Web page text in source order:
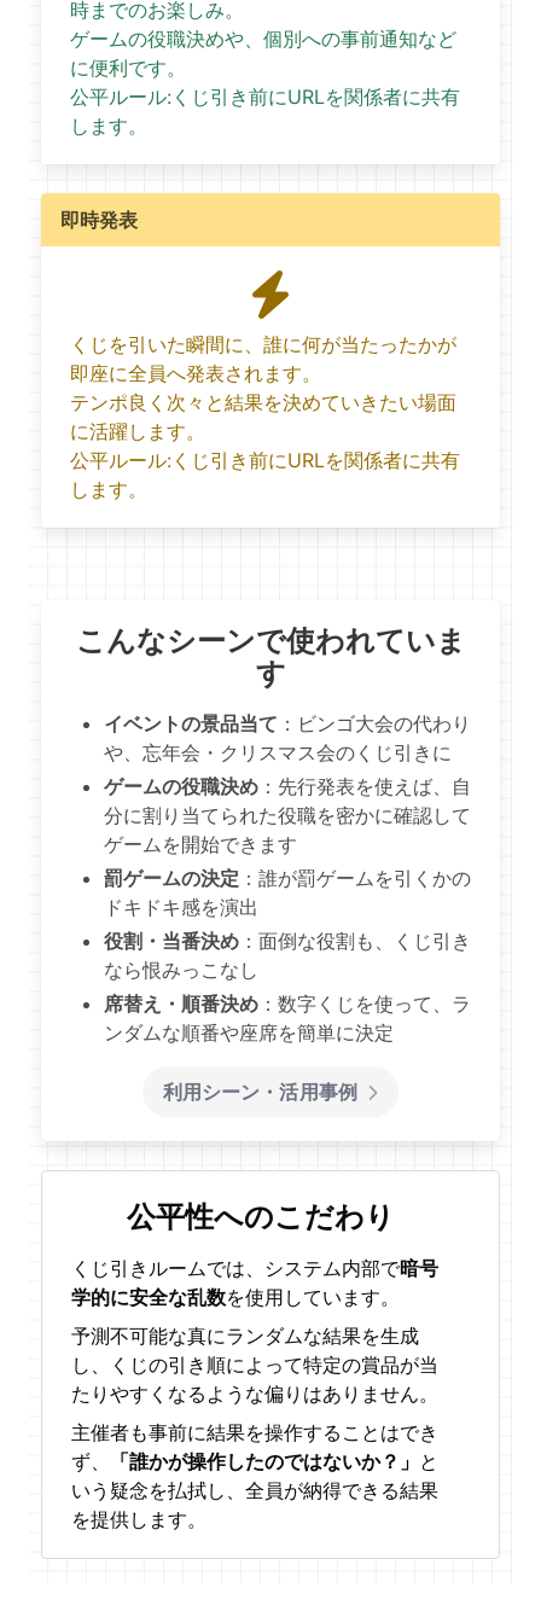
時までのお楽しみ。
ゲームの役職決めや、個別への事前通知など
に便利です。
公平ルール:くじ引き前にURLを関係者に共有
します。
即時発表
くじを引いた瞬間に、誰に何が当たったかが
即座に全員へ発表されます。
テンポ良く次々と結果を決めていきたい場面
に活躍します。
公平ルール:くじ引き前にURLを関係者に共有
します。
こんなシーンで使われていま
す
イベントの景品当て ：ビンゴ大会の代わり
や、忘年会・クリスマス会のくじ引きに
ゲームの役職決め ：先行発表を使えば、自
分に割り当てられた役職を密かに確認して
ゲームを開始できます
罰ゲームの決定 ：誰が罰ゲームを引くかの
ドキドキ感を演出
役割・当番決め ：面倒な役割も、くじ引き
なら恨みっこなし
席替え・順番決め ：数字くじを使って、ラ
ンダムな順番や座席を簡単に決定
利用シーン・活用事例
公平性へのこだわり
くじ引きルームでは、システム内部で暗号
学的に安全な乱数を使用しています。
予測不可能な真にランダムな結果を生成
し、くじの引き順によって特定の賞品が当
たりやすくなるような偏りはありません。
主催者も事前に結果を操作することはでき
ず、
「誰かが操作したのではないか？」 と
いう疑念を払拭し、全員が納得できる結果
を提供します。